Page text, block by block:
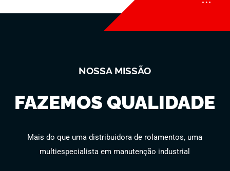
FAZEMOS QUALIDADE
NOSSA MISSÃO
Mais do que uma distribuidora de rolamentos, uma
multiespecialista em manutenção industrial